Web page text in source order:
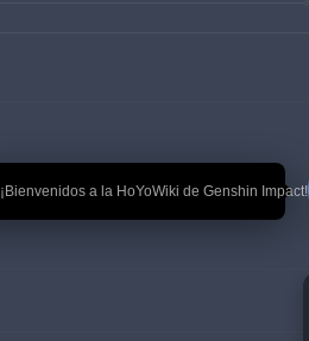
🎉 ¡Bienvenidos a la HoYoWiki de Genshin Impact!